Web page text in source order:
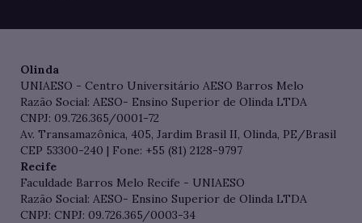
Olinda
UNIAESO - Centro Universitário AESO Barros Melo
Razão Social: AESO- Ensino Superior de Olinda LTDA
CNPJ: 09.726.365/0001-72
Av. Transamazônica, 405, Jardim Brasil II, Olinda, PE/Brasil
CEP 53300-240 | Fone: +55 (81) 2128-9797
Recife
Faculdade Barros Melo Recife - UNIAESO
Razão Social: AESO- Ensino Superior de Olinda LTDA
CNPJ: CNPJ: 09.726.365/0003-34